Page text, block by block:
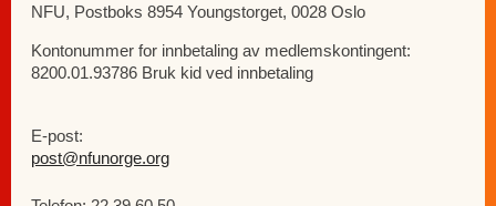
NFU, Postboks 8954 Youngstorget, 0028 Oslo
Kontonummer for innbetaling av medlemskontingent:
8200.01.93786 Bruk kid ved innbetaling
E-post:
post@nfunorge.org